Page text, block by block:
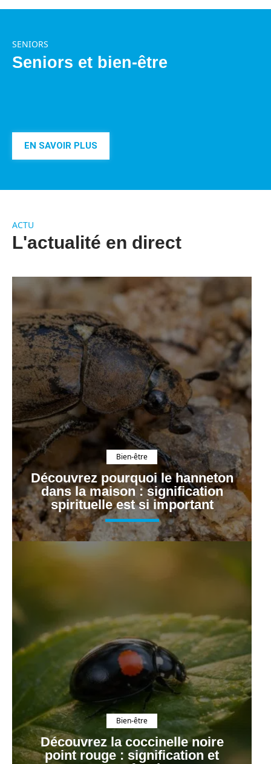
SENIORS
Seniors et bien-être
EN SAVOIR PLUS
ACTU
L'actualité en direct
Bien-être
Découvrez pourquoi le hanneton
dans la maison : signification
spirituelle est si important
Bien-être
Découvrez la coccinelle noire
point rouge : signification et